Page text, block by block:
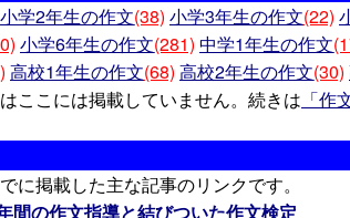
小学2年生の作文(38) 小学3年生の作文(22)
小学6年生の作文(281) 中学1年生の作文
高校1年生の作文(68) 高校2年生の作文(30)
ここには掲載していません。続きは 「作
に掲載した主な記事のリンクです。
間の作文指導と結びついた作文検定